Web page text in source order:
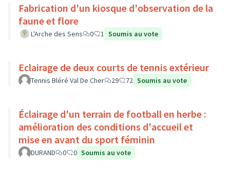
Fabrication d'un kiosque d'observation de la
faune et flore
L'Arche des Sens 0 1 Soumis au vote
Eclairage de deux courts de tennis extérieur
Tennis Bléré Val De Cher 29 72 Soumis au vote
Éclairage d'un terrain de football en herbe :
amélioration des conditions d'accueil et
mise en avant du sport féminin
DURAND 0 0 Soumis au vote